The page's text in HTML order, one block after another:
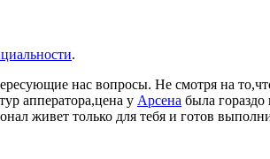
.
нас вопросы. Не смотря на
апператора,цена у Арсена была гораздо
живет только для тебя и готов